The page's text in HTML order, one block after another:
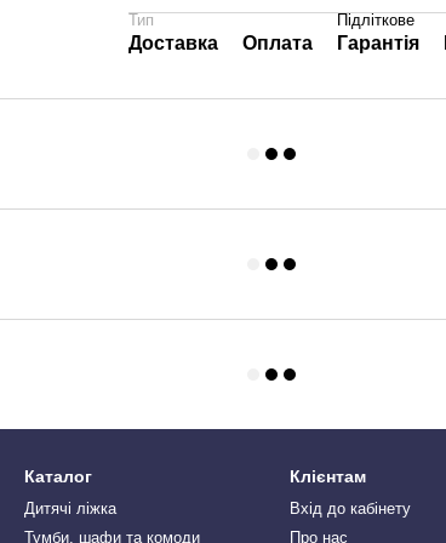
Тип
Підліткове
Доставка Оплата Гарантія
Каталог
Дитячі ліжка
Тумби, шафи та комоди
Клієнтам
Вхід до кабінету
Про нас